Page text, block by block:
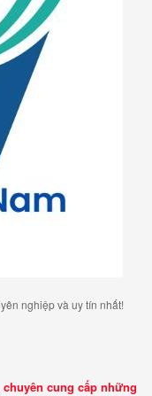
nghiệp và uy tín nhất!
cung cấp những